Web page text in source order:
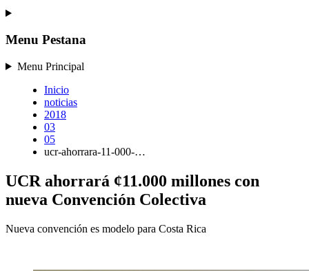
Menu Pestana
Menu Principal
Inicio
noticias
2018
03
05
ucr-ahorrara-11-000-…
UCR ahorrará ¢11.000 millones con
nueva Convención Colectiva
Nueva convención es modelo para Costa Rica